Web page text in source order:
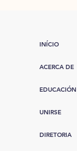
INÍCIO
ACERCA DE
EDUCACIÓN
UNIRSE
DIRETORIA